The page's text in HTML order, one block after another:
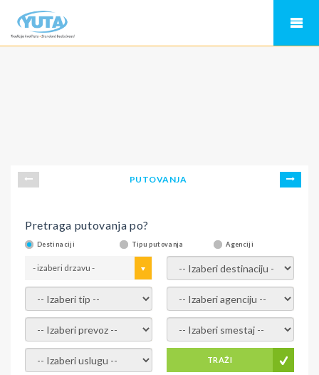
PUTOVANJA
Pretraga putovanja po?
Destinaciji Tipu putovanja Agenciji
- izaberi drzavu - - izaberi destinaciju -
- izaberi tip - - izaberi agenciju -
- izaberi prevoz - - Izaberite smestaj -
- Izaberite uslugu - TRAŽI